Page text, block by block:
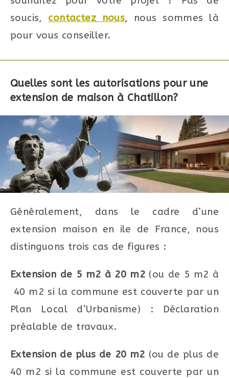
soucis, contactez nous, nous sommes là
pour vous conseiller.
Quelles sont les autorisations pour une
extension de maison à Chatillon?
Généralement, dans le cadre d’une
extension maison en ile de France, nous
distinguons trois cas de figures :
Extension de 5 m2 à 20 m2 (ou de 5 m2 à
40 m2 si la commune est couverte par un
Plan Local d’Urbanisme) : Déclaration
préalable de travaux.
Extension de plus de 20 m2 (ou de plus de
40 m2 si la commune est couverte par un